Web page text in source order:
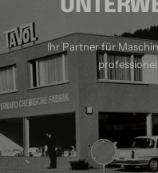
Ihr Partner für